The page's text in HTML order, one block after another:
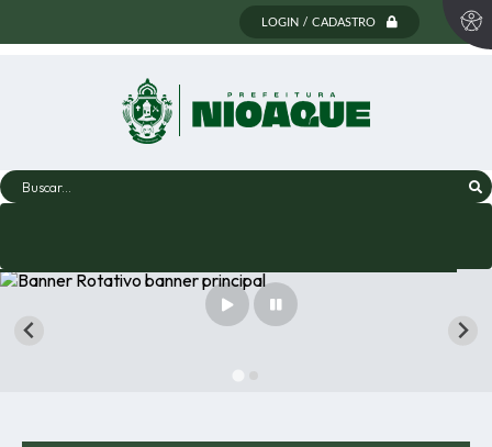
LOGIN / CADASTRO
Buscar...